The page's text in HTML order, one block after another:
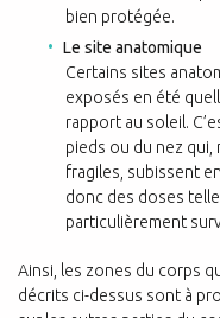
bien protégée.
Le site anatomique
Certains sites
exposés en été
rapport au soleil.
pieds ou du nez qui,
fragiles, subissent
donc des doses
particulièrement
Ainsi, les zones du corps
décrits ci-dessus sont à